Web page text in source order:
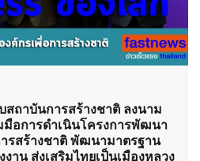
สถาบันการสร้างชาติ ลงนาม
อการดำเนินโครงการพัฒนา
รสร้างชาติ พัฒนามาตรฐาน
น ส่งเสริมไทยเป็นเมืองหลวง